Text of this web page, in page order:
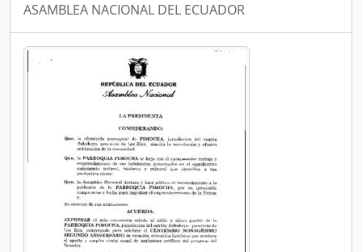
ASAMBLEA NACIONAL DEL ECUADOR